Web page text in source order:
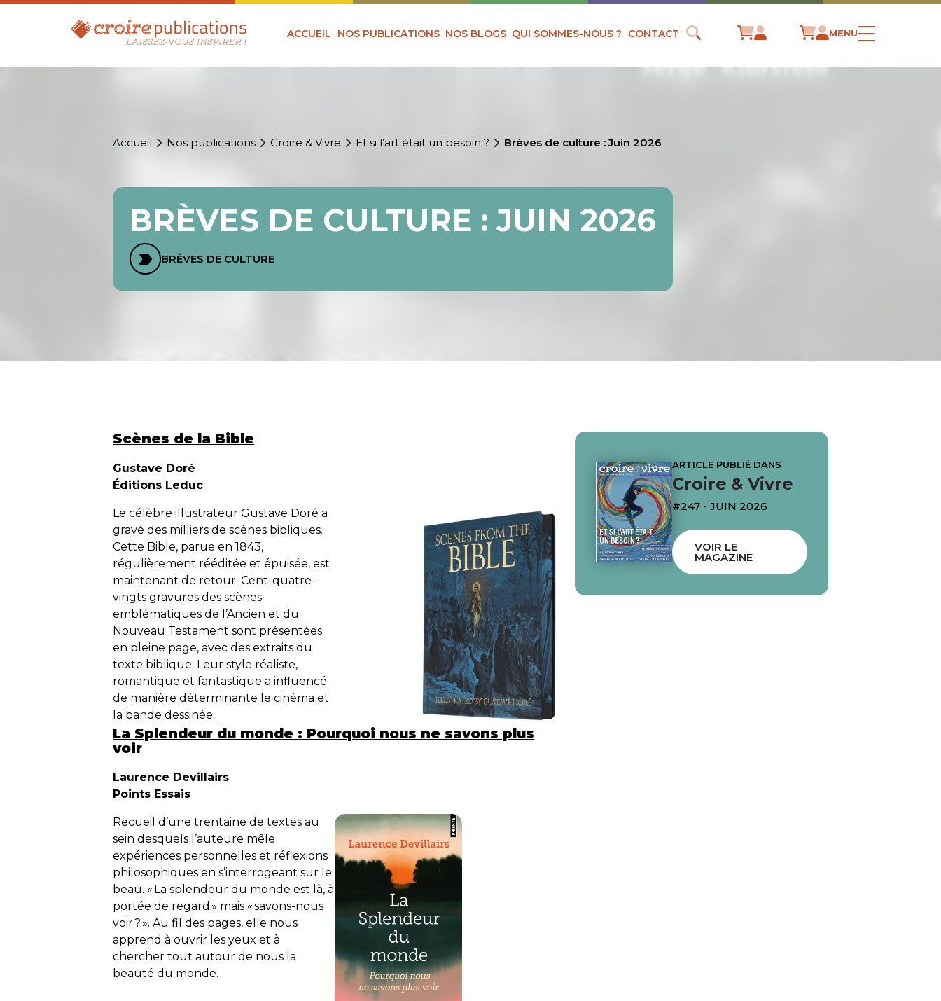
ACCUEIL NOS PUBLICATIONS NOS BLOGS QUI SOMMES-NOUS ? CONTACT MENU
Accueil Nos publications Croire & Vivre Et si l’art était un besoin ? Brèves de culture : Juin 2026
BRÈVES DE CULTURE : JUIN 2026
BRÈVES DE CULTURE
Scènes de la Bible
Gustave Doré
Éditions Leduc
Le célèbre illustrateur Gustave Doré a
gravé des milliers de scènes bibliques.
Cette Bible, parue en 1843,
régulièrement rééditée et épuisée, est
maintenant de retour. Cent-quatre-
vingts gravures des scènes
emblématiques de l’Ancien et du
Nouveau Testament sont présentées
en pleine page, avec des extraits du
texte biblique. Leur style réaliste,
romantique et fantastique a influencé
de manière déterminante le cinéma et
la bande dessinée.
La Splendeur du monde : Pourquoi nous ne savons plus
voir
Laurence Devillairs
Points Essais
Recueil d’une trentaine de textes au
sein desquels l’auteure mêle
expériences personnelles et réflexions
philosophiques en s’interrogeant sur le
beau. « La splendeur du monde est là, à
portée de regard » mais « savons-nous
voir ? ». Au fil des pages, elle nous
apprend à ouvrir les yeux et à
chercher tout autour de nous la
beauté du monde.
ARTICLE PUBLIÉ DANS
Croire & Vivre
#247 - JUIN 2026
VOIR LE
MAGAZINE